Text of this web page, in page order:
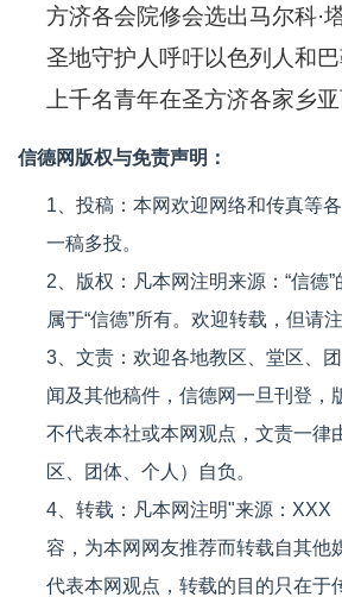
上千名青年在圣方济各家乡
信德网版权与免责声明：
1、投稿：本网欢迎网络和传真等
一稿多投。
2、版权：凡本网注明来源：“信德
属于“信德”所有。欢迎转载，但请
3、文责：欢迎各地教区、堂区、
闻及其他稿件，信德网一旦刊登，
不代表本社或本网观点，文责一律
区、团体、个人）自负。
4、转载：凡本网注明"来源：XXX
容，为本网网友推荐而转载自其他
代表本网观点，转载的目的只在于